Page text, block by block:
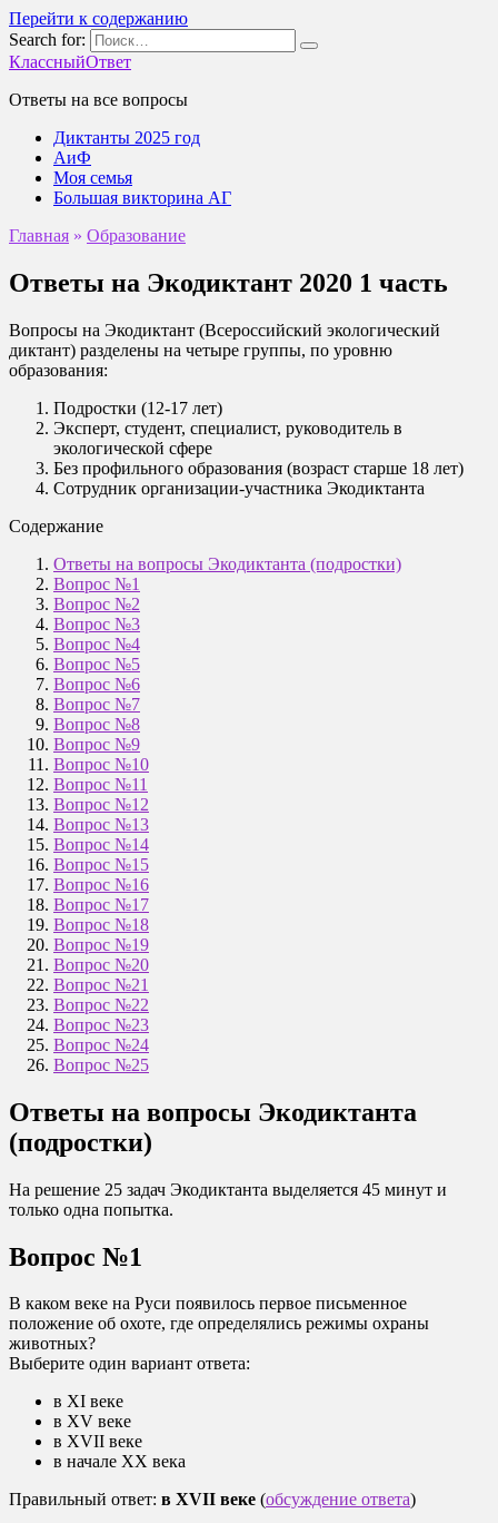
Перейти к содержанию
Search for:
КлассныйОтвет
Ответы на все вопросы
Диктанты 2025 год
АиФ
Моя семья
Большая викторина АГ
Главная » Образование
Ответы на Экодиктант 2020 1 часть
Вопросы на Экодиктант (Всероссийский экологический
диктант) разделены на четыре группы, по уровню
образования:
Подростки (12-17 лет)
Эксперт, студент, специалист, руководитель в
экологической сфере
Без профильного образования (возраст старше 18 лет)
Сотрудник организации-участника Экодиктанта
Содержание
Ответы на вопросы Экодиктанта (подростки)
Вопрос №1
Вопрос №2
Вопрос №3
Вопрос №4
Вопрос №5
Вопрос №6
Вопрос №7
Вопрос №8
Вопрос №9
Вопрос №10
Вопрос №11
Вопрос №12
Вопрос №13
Вопрос №14
Вопрос №15
Вопрос №16
Вопрос №17
Вопрос №18
Вопрос №19
Вопрос №20
Вопрос №21
Вопрос №22
Вопрос №23
Вопрос №24
Вопрос №25
Ответы на вопросы Экодиктанта
(подростки)
На решение 25 задач Экодиктанта выделяется 45 минут и
только одна попытка.
Вопрос №1
В каком веке на Руси появилось первое письменное
положение об охоте, где определялись режимы охраны
животных?
Выберите один вариант ответа:
в XI веке
в XV веке
в XVII веке
в начале ХХ века
Правильный ответ: в XVII веке (обсуждение ответа)